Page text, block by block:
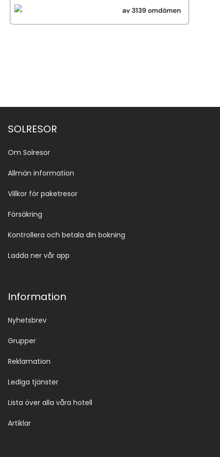
av 3139 omdömen
SOLRESOR
Om Solresor
Allmän information
Villkor för paketresor
Försäkring
Kontrollera och betala din bokning
Ladda ner vår app
Information
Nyhetsbrev
Grupper
Reklamation
Lediga tjänster
Lista över alla våra hotell
Artiklar